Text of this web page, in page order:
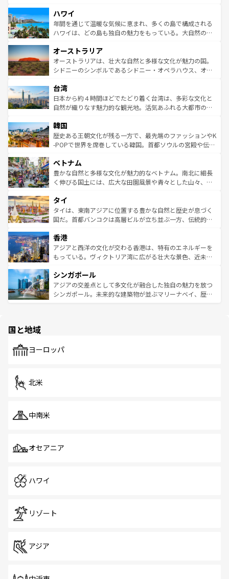
ば市内交通費無料で観光を楽しむこともできる。 なお、新
着のスイス情報はコンテンツ一覧 を参照してほしい。
のような巨大都市は、観光、ショッピング、エンターテイ
ンメントが詰まった刺激的なスポットだ。一方、アメリカ
西部には大自然が広がり、グランドキャニオンやイエロー
部のニューオーリンズでは、音楽と美食が融合した独特の
文化が魅力。旅行者はアメリカの各地域で異なる魅力を楽
しみながら、その多様性と豊かな歴史を感じることができ
ならではの贅沢な旅のスタイルだ。 なお、新着のアメリカ
情報はコンテンツ一覧を参照してほしい。
ハワイ
年間を通じて温暖な気候に恵まれ、多くの島で構成される
ハワイは、どの島も独自の魅力をもっている。大自然の神
ワイ島は見逃せない。また、定番の観光地といえばオアフ
島だが、静かな自然を求めるならマウイ島やカウアイ島が
おすすめ。エメラルドグリーンに輝く海をはじめ、豊かな
れるおもてなしの心で訪れる人々を迎えてくれるハワイの
人々、おいしいローカルフードやハワイアンミュージッ
ク、伝統的なフラダンスなど、すべてがハワイの魅力を彩
ワイを、存分に味わってほしい。 なお、新着のハワイ情報
はコンテンツ一覧を参照してほしい。
オーストラリア
オーストラリアは、壮大な自然と多様な文化が魅力の国。
シドニーのシンボルであるシドニー・オペラハウス、オー
リアリーフや大陸中央部にそびえるウルル（エアーズロッ
ク）、タスマニアの美しい原生林やケアンズの熱帯雨林な
ど、見どころがたくさん。また、カフェやワイン、オージ
いる。アクティビティも充実しており、サーフィンやダイ
ビング、ハイキングなど、アウトドア好きにはたまらな
い。オーストラリアの多彩な魅力を存分に味わいつくそ
参照してほしい。
台湾
日本から約４時間ほどでたどり着く台湾は、多彩な文化と
自然が織りなす魅力的な観光地。活気あふれる大都市の台
ン）、静ひつな山岳地帯である台湾東部など、都市の喧騒
と山間の静けさが共存しており、訪れる人に新しい発見と
驚きをもたらしてくれる。また、奥深い台湾の食文化も魅
容にもいいと評判のスイーツなど、バラエティ豊かな料理
が味わえる。 なお、新着の台湾情報は コンテンツ一覧を参
照してほしい。
韓国
歴史ある王朝文化が残る一方で、最先端のファッションやK
-POPで世界を席巻している韓国。首都ソウルの宮殿や伝統
き、地方に足を延ばせば四季折々の自然美を楽しむことが
できる。そして、キムチや焼肉、絶品のストリートフード
まで、さまざまな韓国料理が待っている。夜には、韓国な
リティに包まれながら、韓国の多彩な魅力を心ゆくまで味
わってみてほしい。 なお、新着の韓国情報はコンテンツ一
覧を参照してほしい。
ベトナム
豊かな自然と多様な文化が魅力的なベトナム。南北に細長
く伸びる国土には、広大な田園風景や青々とした山々、世
急速な発展と共に伝統が息づく。ハノイの古い町並みやホ
ーチミン市のフランス統治時代の建物も、独特の雰囲気を
醸し出している。また、バラエティの豊かさとおいしさで
とつ。フォーやバインミー、ベトナムコーヒーなどは、ぜ
ひ現地で味わいたい。どの地域を訪れてもあたたかい人々
が旅行者を迎えてくれるので、きっと忘れられない旅にな
参照してほしい。
タイ
タイは、東南アジアに位置する豊かな自然と歴史が息づく
国だ。首都バンコクは高層ビルが立ち並ぶ一方、伝統的な
の活気が交差している。北部ではチェンマイなどの山岳地
帯で自然と触れ合い、南部ではプーケットやクラビの美し
いビーチでリゾート気分を楽しむことができる。タイ料理
激する。気候は一年中温暖で、どの季節にも異なる楽しみ
が待っている。親しみやすいタイの人々、仏教を中心とし
た文化、そして多様な観光資源が、訪れる旅人を魅了し続
香港
アジアと西洋の文化が交わる香港は、特有のエネルギーを
もっている。ヴィクトリア湾に広がる壮大な景色、近未来
み、どこを訪れても感動するはず。観光スポットが密集し
ており、効率よく見どころを回れるのも魅力。息をのむよ
うな絶景から文化的な体験まで、香港を存分に楽しみ尽く
シンガポール
アジアの交差点として多文化が融合した独自の魅力を放つ
シンガポール。未来的な建築物が並ぶマリーナベイ、歴史
で、ホーカーズは地元の風情を楽しめる外せないスポット
国と地域
ヨーロッパ
北米
中南米
オセアニア
ハワイ
リゾート
アジア